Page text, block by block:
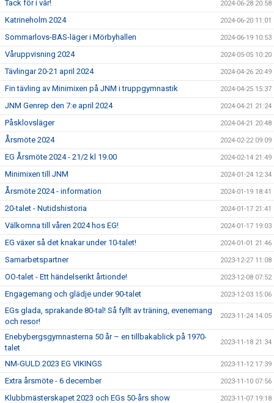
Tack för i vår! 2024-06-28 20:58
Katrineholm 2024 2024-06-20 11:01
Sommarlovs-BAS-läger i Mörbyhallen 2024-06-19 10:53
Våruppvisning 2024 2024-05-05 10:20
Tävlingar 20-21 april 2024 2024-04-26 20:49
Fin tävling av Minimixen på JNM i truppgymnastik 2024-04-25 15:37
JNM Genrep den 7:e april 2024 2024-04-21 21:24
Påsklovsläger 2024-04-21 20:48
Årsmöte 2024 2024-02-22 09:09
EG Årsmöte 2024 - 21/2 kl 19.00 2024-02-14 21:49
Minimixen till JNM 2024-01-24 12:34
Årsmöte 2024 - information 2024-01-19 18:41
20-talet - Nutidshistoria 2024-01-17 21:41
Välkomna till våren 2024 hos EG! 2024-01-17 19:03
EG växer så det knakar under 10-talet! 2024-01-01 21:46
Samarbetspartner 2023-12-27 11:08
OO-talet - Ett händelserikt årtionde! 2023-12-08 07:52
Engagemang och glädje under 90-talet 2023-12-03 15:06
EGs glada, sprakande 80-tal! Så fyllt av träning, evenemang
och resor!
2023-11-24 14:05
Enebybergsgymnasterna 50 år – en tillbakablick på 1970-
talet
2023-11-18 21:34
NM-GULD 2023 EG VIKINGS 2023-11-12 17:39
Extra årsmöte - 6 december 2023-11-10 07:56
Klubbmästerskapet 2023 och EGs 50-års show 2023-11-07 19:18